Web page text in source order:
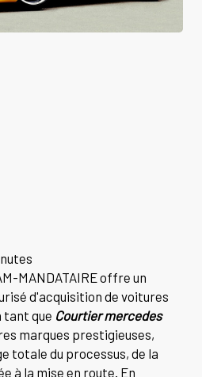
MANDATAIRE offre un
d'acquisition de voitures
tant que Courtier mercedes
marques prestigieuses,
totale du processus, de la
à la mise en route. En